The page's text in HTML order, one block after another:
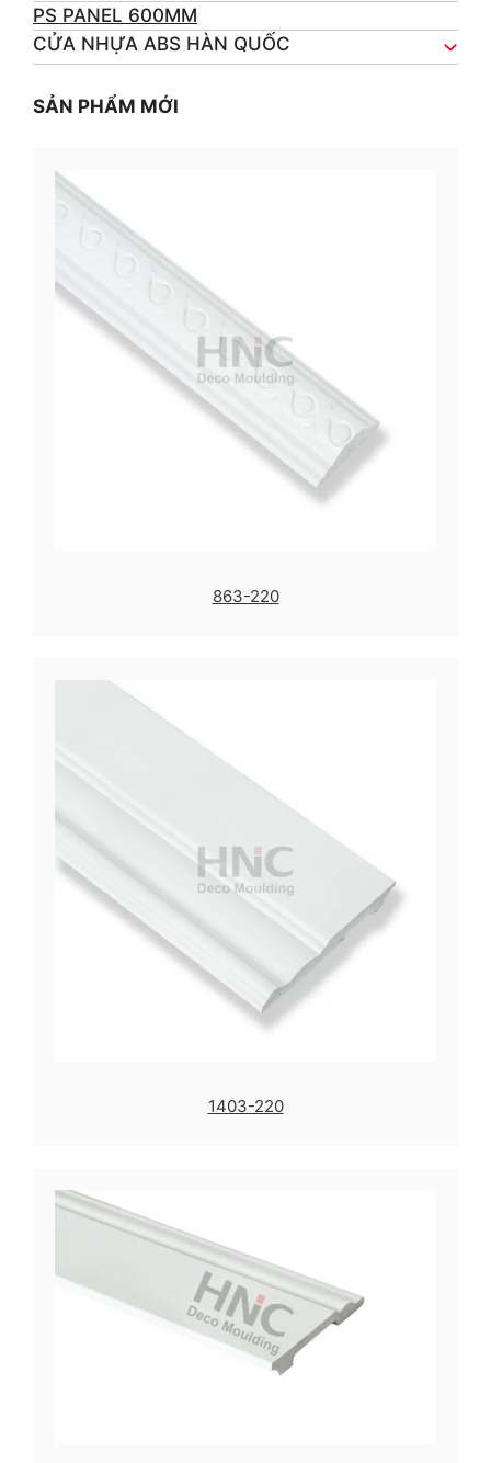
PS PANEL 600MM
CỬA NHỰA ABS HÀN QUỐC
SẢN PHẨM MỚI
863-220
1403-220